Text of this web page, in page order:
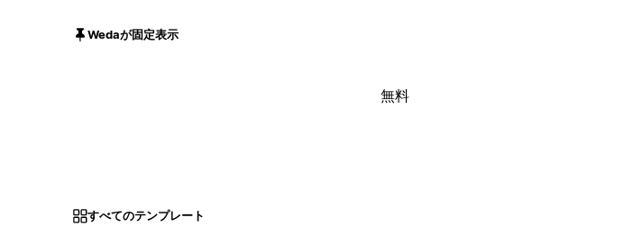
Wedaが固定表示
無料
すべてのテンプレート